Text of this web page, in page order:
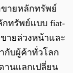
ายหลักทรัพย์
ทรัพย์แบบ fiat-
ายล่วงหน้าและ
กับผู้ค้าทั่วโลก
นแลกเปลี่ยน